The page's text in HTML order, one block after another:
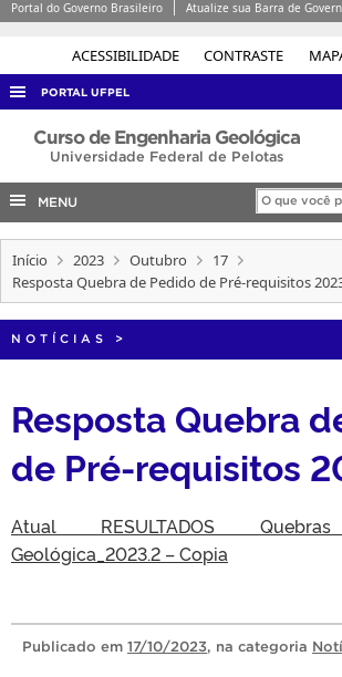
ACESSIBILIDADE CONTRASTE
Portal do Governo Brasileiro Atualize sua Barra de
PORTAL UFPEL
ACESSO À INFORMAÇÃO
COBALTO
CONCURSOS
EDITAIS
INTERNACIONAL
TELEFONES
Curso de Engenharia Geológica
Universidade Federal de Pelotas
MENU
Início 2023 Outubro
17
Resposta Quebra de Pedido de Pré-requisitos
NOTÍCIAS >
Resposta Quebra
de Pré-requisitos
Atual RESULTADOS
Geológica_2023.2 – Copia
Publicado em 17/10/2023, na categoria